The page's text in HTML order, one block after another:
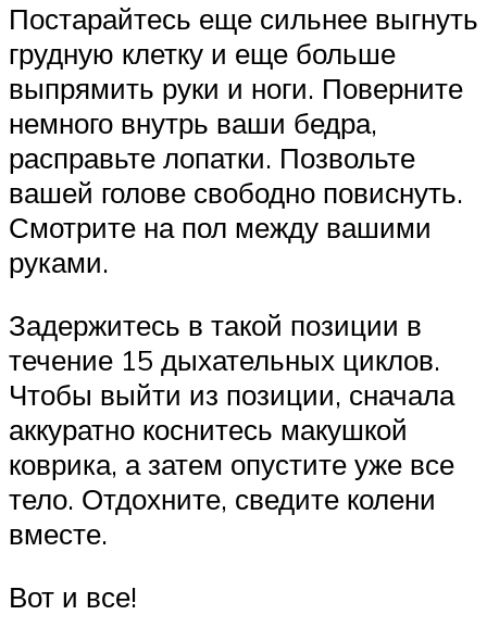
Постарайтесь еще сильнее выгнуть
грудную клетку и еще больше
выпрямить руки и ноги. Поверните
немного внутрь ваши бедра,
расправьте лопатки. Позвольте
вашей голове свободно повиснуть.
Смотрите на пол между вашими
руками.
Задержитесь в такой позиции в
течение 15 дыхательных циклов.
Чтобы выйти из позиции, сначала
аккуратно коснитесь макушкой
коврика, а затем опустите уже все
тело. Отдохните, сведите колени
вместе.
Вот и все!